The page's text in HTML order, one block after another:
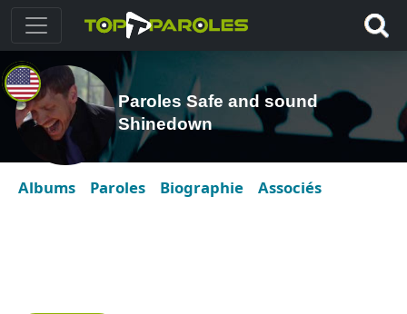
Paroles Safe and sound
Shinedown
Albums Paroles Biographie Associés